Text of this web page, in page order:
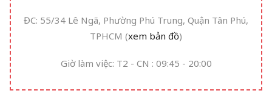
ĐC: 55/34 Lê Ngã, Phường Phú Trung, Quận Tân Phú,
TPHCM (xem bản đồ)
Giờ làm việc: T2 - CN : 09:45 - 20:00